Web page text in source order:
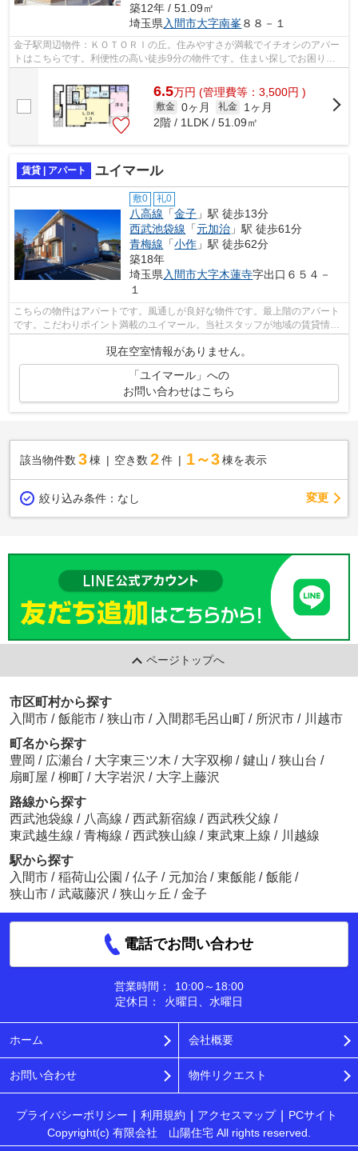
築12年 / 51.09㎡
埼玉県 入間市大字南峯 ８８－１
金子駅周辺物件：ＫＯＴＯＲＩの丘。住みやすさが満載でイチオシのアパー
トはこちらです。利便性の高い徒歩9分の物件です。住まい探しでお困りの
6.5万円 (管理費等：3,500円 )
敷金 0ヶ月 礼金
1ヶ月
2階 / 1LDK / 51.09㎡
賃貸 | アパート ユイマール
敷0 礼0
八高線 「金子 」駅 徒歩13分
西武池袋線 「元加治 」駅 徒歩61分
青梅線 「小作 」駅 徒歩62分
築18年
埼玉県 入間市大字木蓮寺字出口６５４－
１
こちらの物件はアパートです。風通しが良好な物件です。最上階のアパート
です。こだわりポイント満載のユイマール。当社スタッフが地域の賃貸情報
をご提供いたします。お客様のこだわ...
現在空室情報がありません。
「ユイマール」への
お問い合わせはこちら
該当物件数 3棟 空き数 2 件 1～3 棟を表示
絞り込み条件： なし 変更
ページトップへ
市区町村から探す
入間市 / 飯能市 / 狭山市 / 入間郡毛呂山町 / 所沢市 / 川越市
町名から探す
豊岡 / 広瀬台 / 大字東三ツ木 / 大字双柳 / 鍵山 / 狭山台 /
扇町屋 / 柳町 / 大字岩沢 / 大字上藤沢
路線から探す
西武池袋線 / 八高線 / 西武新宿線 / 西武秩父線 /
東武越生線 / 青梅線 / 西武狭山線 / 東武東上線 / 川越線
駅から探す
入間市 / 稲荷山公園 / 仏子 / 元加治 / 東飯能 / 飯能 /
狭山市 / 武蔵藤沢 / 狭山ヶ丘 / 金子
電話でお問い合わせ
営業時間：
10:00～18:00
定休日：
火曜日、水曜日
ホーム 会社概要
お問い合わせ 物件リクエスト
プライバシーポリシー 利用規約 アクセスマップ
PCサイト
Copyright(c) 有限会社 山陽住宅 All rights reserved.